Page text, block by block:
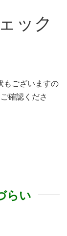
ック
もございますの
確認くださ
らい